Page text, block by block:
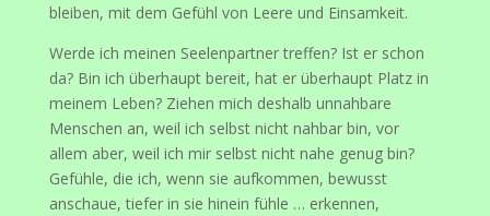
bleiben, mit dem Gefühl von Leere und Einsamkeit.
Werde ich meinen Seelenpartner treffen? Ist er schon
da? Bin ich überhaupt bereit, hat er überhaupt Platz in
meinem Leben? Ziehen mich deshalb unnahbare
Menschen an, weil ich selbst nicht nahbar bin, vor
allem aber, weil ich mir selbst nicht nahe genug bin?
Gefühle, die ich, wenn sie aufkommen, bewusst
anschaue, tiefer in sie hinein fühle … erkennen,